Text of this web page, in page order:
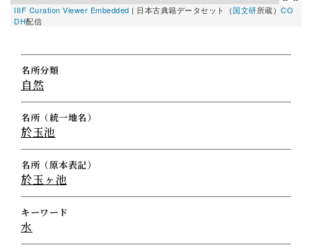
IIIF Curation Viewer Embedded | 日本古典籍データセット（国文研所蔵） CO
DH配信
名所分類
自然
名所（統一地名）
於玉池
名所（原本表記）
於玉ヶ池
キーワード
水